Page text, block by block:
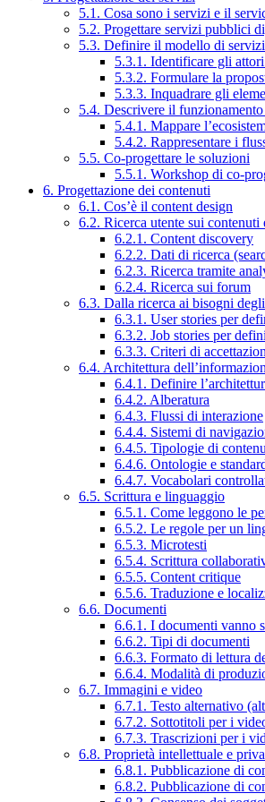
5.1. Cosa sono i servizi e il
5.2. Progettare servizi pubblici
5.3. Definire il modello di
5.3.1. Identificare gli
5.3.2. Formulare la
5.3.3. Inquadrare gli
5.4. Descrivere il
5.4.1. Mappare
5.4.2. Rappresentare i
5.5. Co-progettare le soluzioni
5.5.1. Workshop di co-
6. Progettazione dei contenuti
6.1. Cos’è il content design
6.2. Ricerca utente sui
6.2.1. Content discovery
6.2.2. Dati di ricerca
6.2.3. Ricerca tramite
6.2.4. Ricerca sui forum
6.3. Dalla ricerca ai bisogni
6.3.1. User stories per
6.3.2. Job stories per
6.3.3. Criteri di
6.4. Architettura
6.4.1. Definire
6.4.2. Alberatura
6.4.3. Flussi di interazione
6.4.4. Sistemi di
6.4.5. Tipologie di
6.4.6. Ontologie e
6.4.7. Vocabolari
6.5. Scrittura e linguaggio
6.5.1. Come leggono le
6.5.2. Le regole per un
6.5.3. Microtesti
6.5.4. Scrittura
6.5.5. Content critique
6.5.6. Traduzione e
6.6. Documenti
6.6.1. I documenti vanno
6.6.2. Tipi di documenti
6.6.3. Formato di lettura
6.6.4. Modalità di
6.7. Immagini e video
6.7.1. Testo alternativo
6.7.2. Sottotitoli per i
6.7.3. Trascrizioni per i
6.8. Proprietà intellettuale e
6.8.1. Pubblicazione di
6.8.2. Pubblicazione di